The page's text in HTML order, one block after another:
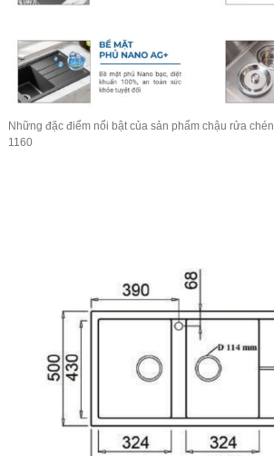
Những đặc điểm nổi bật của sản phẩm chậu rửa chén
1160